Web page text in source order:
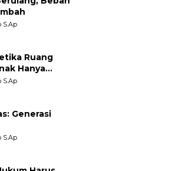
S.Ap
Ruang
Hanya
S.Ap
Generasi
S.Ap